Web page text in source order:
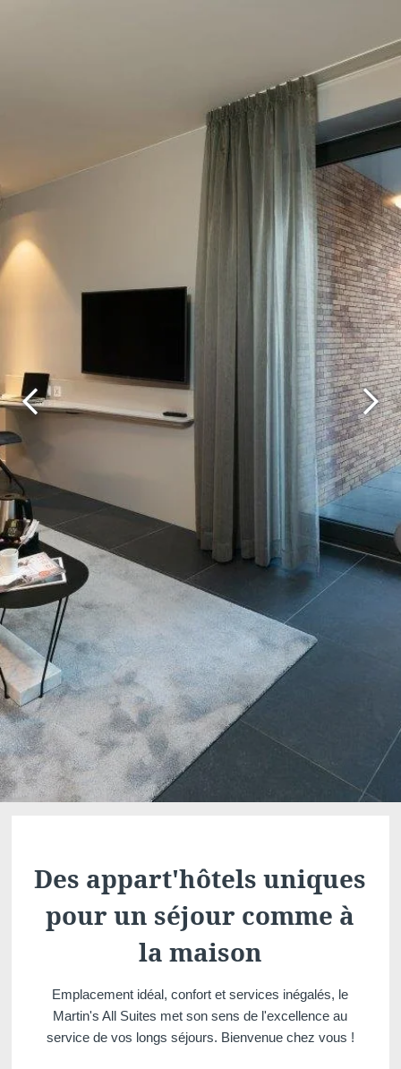
Des appart'hôtels uniques
pour un séjour comme à
la maison
Emplacement idéal, confort et services inégalés, le
Martin's All Suites met son sens de l'excellence au
service de vos longs séjours. Bienvenue chez vous !
Bilzen, 4*
Martin's Relais
Bruges, 4*
Martin's Brugge
Bruges, 3*
Martin's Brussels EU
Bruxelles, 4*